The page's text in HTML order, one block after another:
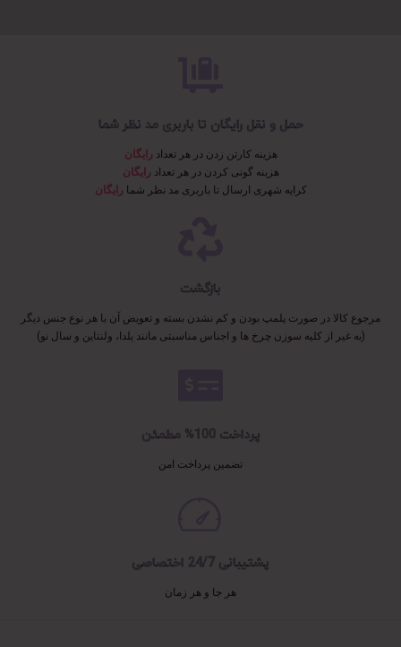
حمل و نقل رایگان تا باربری مد نظر شما
هزینه کارتن زدن در هر تعداد رایگان
هزینه گونی کردن در هر تعداد رایگان
کرایه شهری ارسال تا باربری مد نظر شما رایگان
بازگشت
مرجوع کالا در صورت پلمپ بودن و کم نشدن بسته و تعویض آن با هر نوع جنس دیگر
(به غیر از کلیه سوزن چرخ ها و اجناس مناسبتی مانند یلدا، ولنتاین و سال نو)
پرداخت 100% مطمئن
تضمین پرداخت امن
پشتیبانی 24/7 اختصاصی
هر جا و هر زمان